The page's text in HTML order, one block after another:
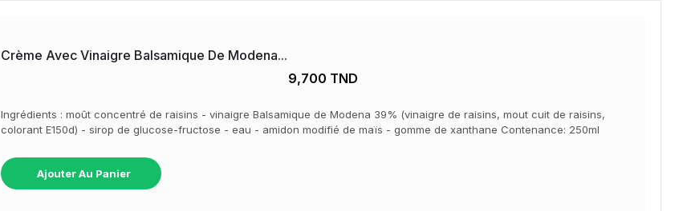
Crème Avec Vinaigre Balsamique De Modena...
9,700 TND
Ingrédients : moût concentré de raisins - vinaigre Balsamique de Modena 39% (vinaigre de raisins, mout cuit de raisins,
colorant E150d) - sirop de glucose-fructose - eau - amidon modifié de maïs - gomme de xanthane Contenance: 250ml
Ajouter Au Panier